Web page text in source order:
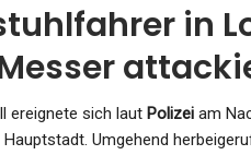
in
ereignete sich laut Polizei am
Hauptstadt. Umgehend
„kleinen…
Admin Nov 17, 2025